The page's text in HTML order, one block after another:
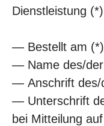
Dienstleistung (*)
— Bestellt am
— Name des/
— Anschrift des/
— Unterschrift
bei Mitteilung